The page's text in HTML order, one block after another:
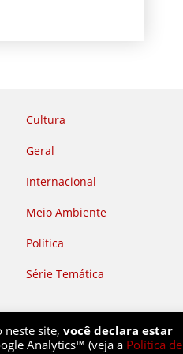
Cultura
Geral
Internacional
Meio Ambiente
Política
Série Temática
neste site, você declara estar
Analytics™ (veja a Política de